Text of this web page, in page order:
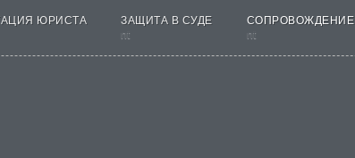
ЮРИСТА
ЗАЩИТА В СУДЕ
nt
СОПРОВОЖДЕНИЕ
nt